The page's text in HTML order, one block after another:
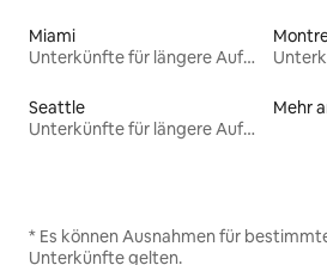
Miami
Unterkünfte für längere Aufenthalte
Seattle
Unterkünfte für längere Aufenthalte
Mehr
* Es können Ausnahmen für
Unterkünfte gelten.